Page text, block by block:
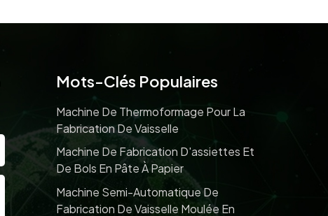
Mots-Clés Populaires
Machine De Thermoformage Pour La
Fabrication De Vaisselle
Machine De Fabrication D'assiettes Et
De Bols En Pâte À Papier
Machine Semi-Automatique De
Fabrication De Vaisselle Moulée En